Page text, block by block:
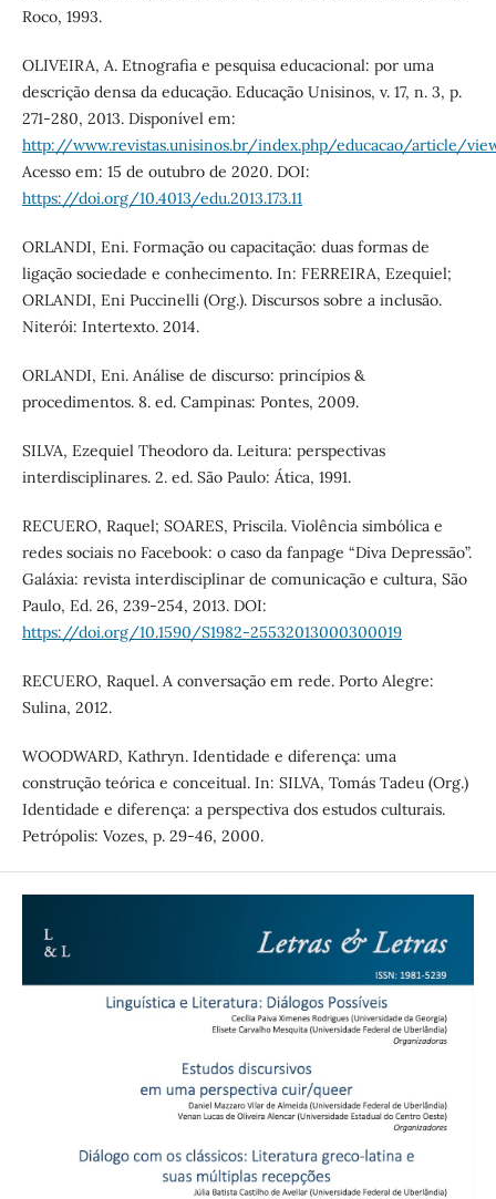
Roco, 1993.
OLIVEIRA, A. Etnografia e pesquisa educacional: por uma
descrição densa da educação. Educação Unisinos, v. 17, n. 3, p.
271-280, 2013. Disponível em:
http://www.revistas.unisinos.br/index.php/educacao/article/
Acesso em: 15 de outubro de 2020. DOI:
https://doi.org/10.4013/edu.2013.173.11
ORLANDI, Eni. Formação ou capacitação: duas formas de
ligação sociedade e conhecimento. In: FERREIRA, Ezequiel;
ORLANDI, Eni Puccinelli (Org.). Discursos sobre a inclusão.
Niterói: Intertexto. 2014.
ORLANDI, Eni. Análise de discurso: princípios &
procedimentos. 8. ed. Campinas: Pontes, 2009.
SILVA, Ezequiel Theodoro da. Leitura: perspectivas
interdisciplinares. 2. ed. São Paulo: Ática, 1991.
RECUERO, Raquel; SOARES, Priscila. Violência simbólica e
redes sociais no Facebook: o caso da fanpage “Diva Depressão”.
Galáxia: revista interdisciplinar de comunicação e cultura, São
Paulo, Ed. 26, 239-254, 2013. DOI:
https://doi.org/10.1590/S1982-25532013000300019
RECUERO, Raquel. A conversação em rede. Porto Alegre:
Sulina, 2012.
WOODWARD, Kathryn. Identidade e diferença: uma
construção teórica e conceitual. In: SILVA, Tomás Tadeu (Org.)
Identidade e diferença: a perspectiva dos estudos culturais.
Petrópolis: Vozes, p. 29-46, 2000.